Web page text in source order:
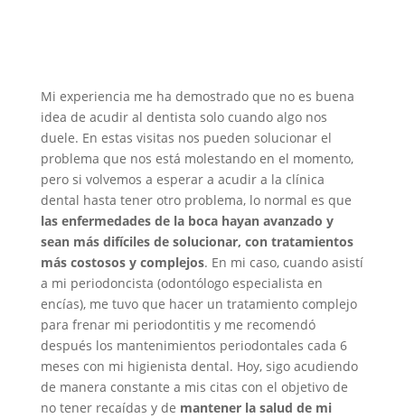
Mi experiencia me ha demostrado que no es buena
idea de acudir al dentista solo cuando algo nos
duele. En estas visitas nos pueden solucionar el
problema que nos está molestando en el momento,
pero si volvemos a esperar a acudir a la clínica
dental hasta tener otro problema, lo normal es que
las enfermedades de la boca hayan avanzado y
sean más difíciles de solucionar, con tratamientos
más costosos y complejos. En mi caso, cuando asistí
a mi periodoncista (odontólogo especialista en
encías), me tuvo que hacer un tratamiento complejo
para frenar mi periodontitis y me recomendó
después los mantenimientos periodontales cada 6
meses con mi higienista dental. Hoy, sigo acudiendo
de manera constante a mis citas con el objetivo de
no tener recaídas y de mantener la salud de mi